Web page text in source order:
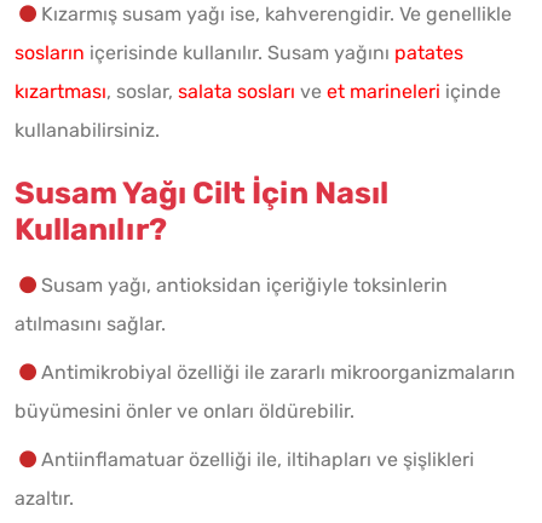
Kızarmış susam yağı ise, kahverengidir. Ve genellikle
sosların içerisinde kullanılır. Susam yağını patates
kızartması, soslar, salata sosları ve et marineleri içinde
kullanabilirsiniz.
Susam Yağı Cilt İçin Nasıl
Kullanılır?
Susam yağı, antioksidan içeriğiyle toksinlerin
atılmasını sağlar.
Antimikrobiyal özelliği ile zararlı mikroorganizmaların
büyümesini önler ve onları öldürebilir.
Antiinflamatuar özelliği ile, iltihapları ve şişlikleri
azaltır.